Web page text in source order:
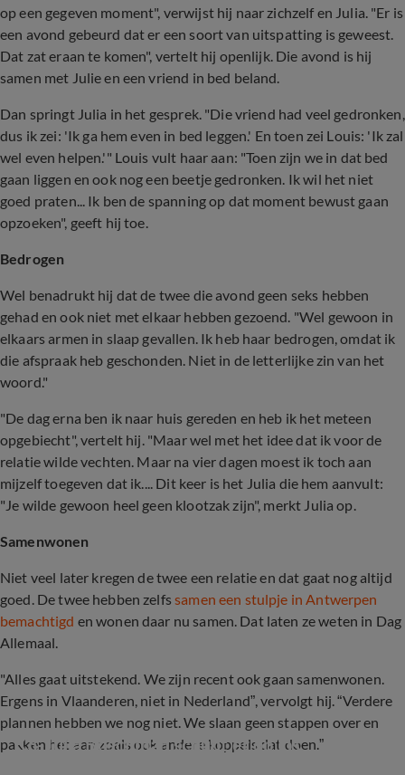
op een gegeven moment", verwijst hij naar zichzelf en Julia. "Er is
een avond gebeurd dat er een soort van uitspatting is geweest.
Dat zat eraan te komen", vertelt hij openlijk. Die avond is hij
samen met Julie en een vriend in bed beland.
Dan springt Julia in het gesprek. "Die vriend had veel gedronken,
dus ik zei: 'Ik ga hem even in bed leggen.' En toen zei Louis: 'Ik zal
wel even helpen.'" Louis vult haar aan: "Toen zijn we in dat bed
gaan liggen en ook nog een beetje gedronken. Ik wil het niet
goed praten... Ik ben de spanning op dat moment bewust gaan
opzoeken", geeft hij toe.
Bedrogen
Wel benadrukt hij dat de twee die avond geen seks hebben
gehad en ook niet met elkaar hebben gezoend. "Wel gewoon in
elkaars armen in slaap gevallen. Ik heb haar bedrogen, omdat ik
die afspraak heb geschonden. Niet in de letterlijke zin van het
woord."
"De dag erna ben ik naar huis gereden en heb ik het meteen
opgebiecht", vertelt hij. "Maar wel met het idee dat ik voor de
relatie wilde vechten. Maar na vier dagen moest ik toch aan
mijzelf toegeven dat ik.... Dit keer is het Julia die hem aanvult:
"Je wilde gewoon heel geen klootzak zijn", merkt Julia op.
Samenwonen
Niet veel later kregen de twee een relatie en dat gaat nog altijd
goed. De twee hebben zelfssamen een stulpje in Antwerpen
bemachtigd en wonen daar nu samen. Dat laten ze weten in Dag
Allemaal.
"Alles gaat uitstekend. We zijn recent ook gaan samenwonen.
Ergens in Vlaanderen, niet in Nederland”, vervolgt hij. “Verdere
plannen hebben we nog niet. We slaan geen stappen over en
pakken het aan zoals ook andere koppels dat doen.”
K3-Julia Boschman schudt er op los